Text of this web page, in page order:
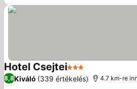
Hotel Csejtei3 Kategória
8,8Kiváló (339 értékelés) 4.7 km-re